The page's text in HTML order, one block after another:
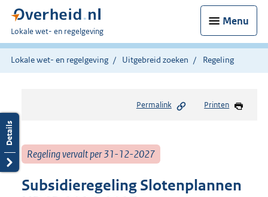
Menu
U
bent
hier:
Lokale wet- en regelgeving
Lokale wet- en regelgeving Uitgebreid zoeken Regeling
Permalink Printen
Regeling vervalt per 31-12-2027
Subsidieregeling Slotenplannen